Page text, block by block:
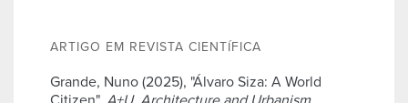
ARTIGO EM REVISTA CIENTÍFICA
Grande, Nuno (2025), "Álvaro Siza: A World